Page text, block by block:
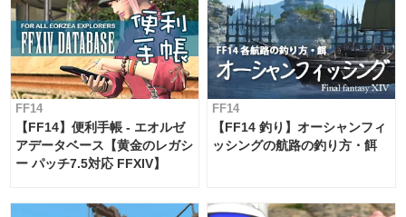
FF14
【FF14】便利手帳 - エオルゼ
アデータベース【黄金のレガシ
ー パッチ7.5対応 FFXIV】
FF14
【FF14 釣り】オーシャンフィ
ッシングの航路の釣り方・餌